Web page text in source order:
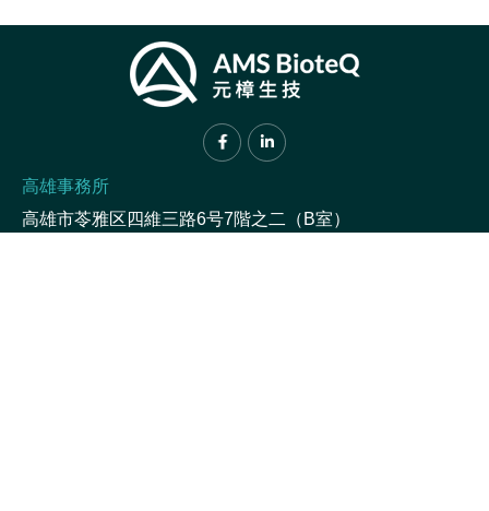
高雄事務所
高雄市苓雅区四維三路6号7階之二（B室）